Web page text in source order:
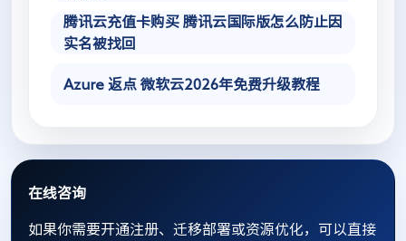
腾讯云充值卡购买 腾讯云国际版怎么防止因
实名被找回
Azure 返点 微软云2026年免费升级教程
在线咨询
如果你需要开通注册、迁移部署或资源优化，可以直接